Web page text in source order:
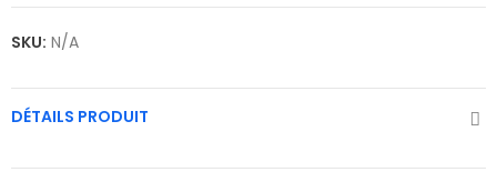
SKU: N/A
DÉTAILS PRODUIT